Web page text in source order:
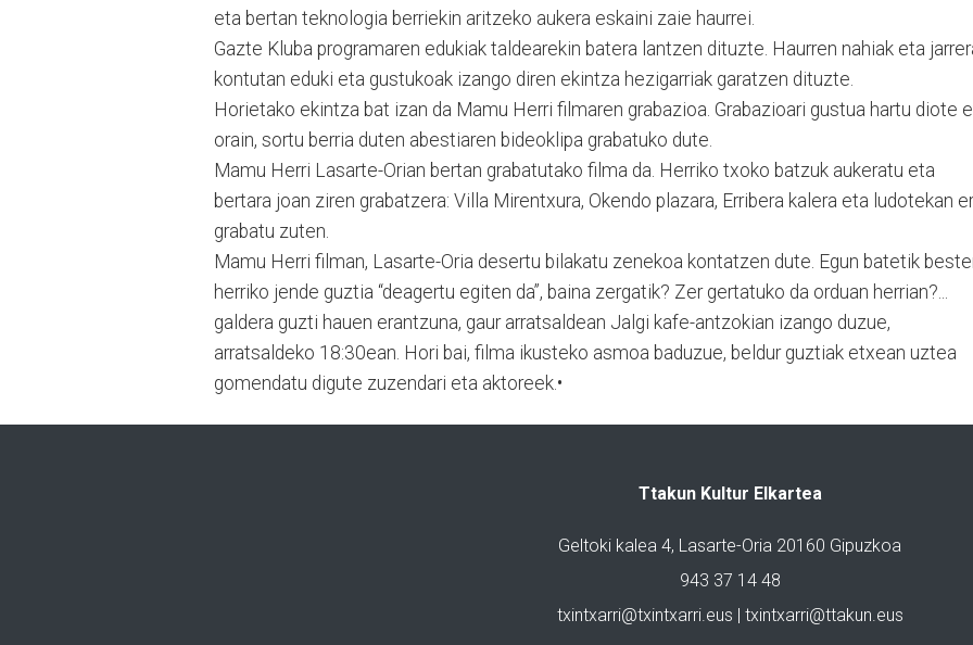
eta bertan teknologia berriekin aritzeko aukera eskaini zaie haurrei.
Gazte Kluba programaren edukiak taldearekin batera lantzen dituzte. Haurren nahiak eta
kontutan eduki eta gustukoak izango diren ekintza hezigarriak garatzen dituzte.
Horietako ekintza bat izan da Mamu Herri filmaren grabazioa. Grabazioari gustua hartu diote
orain, sortu berria duten abestiaren bideoklipa grabatuko dute.
Mamu Herri Lasarte-Orian bertan grabatutako filma da. Herriko txoko batzuk aukeratu eta
bertara joan ziren grabatzera: Villa Mirentxura, Okendo plazara, Erribera kalera eta ludotekan
grabatu zuten.
Mamu Herri filman, Lasarte-Oria desertu bilakatu zenekoa kontatzen dute. Egun batetik
herriko jende guztia “deagertu egiten da”, baina zergatik? Zer gertatuko da orduan herrian?...
galdera guzti hauen erantzuna, gaur arratsaldean Jalgi kafe-antzokian izango duzue,
arratsaldeko 18:30ean. Hori bai, filma ikusteko asmoa baduzue, beldur guztiak etxean uztea
gomendatu digute zuzendari eta aktoreek.•
Ttakun Kultur Elkartea
Geltoki kalea 4, Lasarte-Oria 20160 Gipuzkoa
943 37 14 48
txintxarri@txintxarri.eus | txintxarri@ttakun.eus